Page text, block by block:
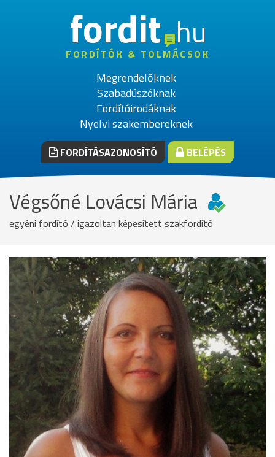
fordithu
FORDÍTÓK & TOLMÁCSOK
Megrendelőknek
Szabadúszóknak
Fordítóirodáknak
Nyelvi szakembereknek
FORDÍTÁSAZONOSÍTÓ BELÉPÉS
Végsőné Lovácsi Mária
egyéni fordító / igazoltan képesített szakfordító